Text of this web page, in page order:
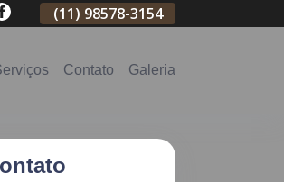
(11) 98578-3154
Contato Galeria